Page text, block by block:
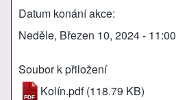
Datum konání akce
Neděle, Březen 10, 2024 - 11:00
Soubor k přiložení
Kolín.pdf (118.79 KB)